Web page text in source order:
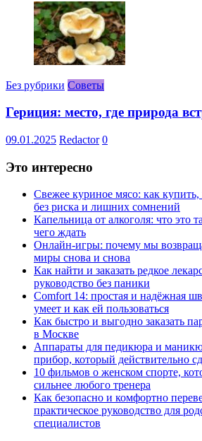
Без рубрики Советы
Гериция: место, где природа
09.01.2025 Redactor 0
Это интересно
Свежее куриное мясо: как купить,
без риска и лишних сомнений
Капельница от алкоголя: что это
чего ждать
Онлайн-игры: почему мы
миры снова и снова
Как найти и заказать редкое
руководство без паники
Comfort 14: простая и надёжная
умеет и как ей пользоваться
Как быстро и выгодно заказать
в Москве
Аппараты для педикюра и
прибор, который действительно
10 фильмов о женском спорте,
сильнее любого тренера
Как безопасно и комфортно
практическое руководство для
специалистов